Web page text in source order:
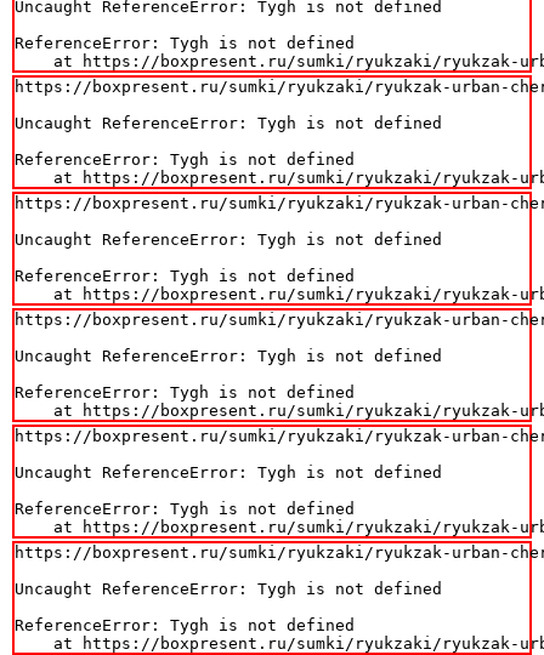
Uncaught ReferenceError: Tygh is not defined
ReferenceError: Tygh is not defined
at https://boxpresent.ru/sumki/ryukzaki/ryukzak-
https://boxpresent.ru/sumki/ryukzaki/ryukzak-urban-
Uncaught ReferenceError: Tygh is not defined
ReferenceError: Tygh is not defined
at https://boxpresent.ru/sumki/ryukzaki/ryukzak-
https://boxpresent.ru/sumki/ryukzaki/ryukzak-urban-
Uncaught ReferenceError: Tygh is not defined
ReferenceError: Tygh is not defined
at https://boxpresent.ru/sumki/ryukzaki/ryukzak-
https://boxpresent.ru/sumki/ryukzaki/ryukzak-urban-
Uncaught ReferenceError: Tygh is not defined
ReferenceError: Tygh is not defined
at https://boxpresent.ru/sumki/ryukzaki/ryukzak-
https://boxpresent.ru/sumki/ryukzaki/ryukzak-urban-
Uncaught ReferenceError: Tygh is not defined
ReferenceError: Tygh is not defined
at https://boxpresent.ru/sumki/ryukzaki/ryukzak-
https://boxpresent.ru/sumki/ryukzaki/ryukzak-urban-
Uncaught ReferenceError: Tygh is not defined
ReferenceError: Tygh is not defined
at https://boxpresent.ru/sumki/ryukzaki/ryukzak-